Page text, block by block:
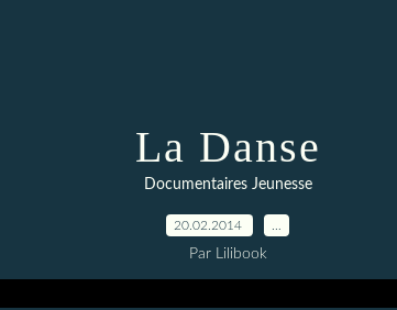
La Danse
Documentaires Jeunesse
20.02.2014
Par Lilibook